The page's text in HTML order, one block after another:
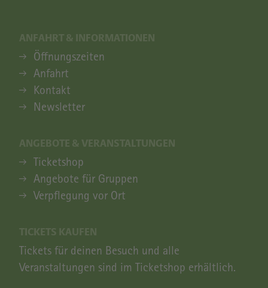
ANFAHRT & INFORMATIONEN
ANFAHRT & INFORMATIONEN
Öffnungszeiten
Anfahrt
Kontakt
Newsletter
ANGEBOTE & VERANSTALTUNGEN
ANGEBOTE & VERANSTALTUNGEN
Ticketshop
Angebote für Gruppen
Verpflegung vor Ort
TICKETS KAUFEN
Tickets für deinen Besuch und alle
Veranstaltungen sind im Ticketshop erhältlich.